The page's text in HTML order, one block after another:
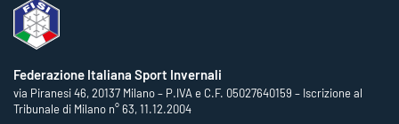
Federazione Italiana Sport Invernali
via Piranesi 46, 20137 Milano – P.IVA e C.F. 05027640159 – Iscrizione al
Tribunale di Milano n° 63, 11.12.2004